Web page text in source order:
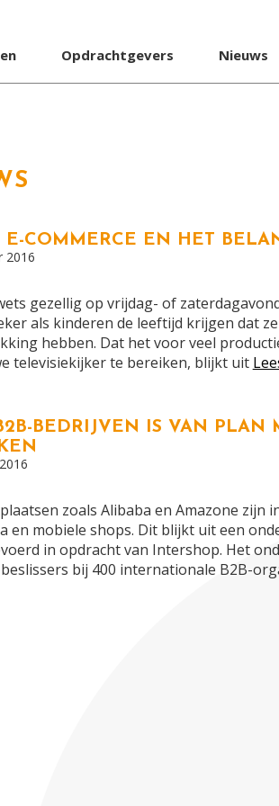
Opdrachtgevers Nieuws
E-COMMERCE EN HET
2016
gezellig op vrijdag- of
als kinderen de leeftijd krijgen dat
hebben. Dat het voor veel
televisiekijker te bereiken, blijkt uit
BEDRIJVEN IS VAN PLAN
zoals Alibaba en Amazone
en mobiele shops. Dit blijkt uit een
in opdracht van Intershop. Het
bij 400 internationale B2B-